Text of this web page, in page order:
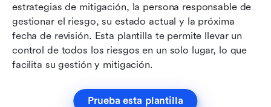
estrategias de mitigación, la persona responsable de
gestionar el riesgo, su estado actual y la próxima
fecha de revisión. Esta plantilla te permite llevar un
control de todos los riesgos en un solo lugar, lo que
facilita su gestión y mitigación.
Prueba esta plantilla